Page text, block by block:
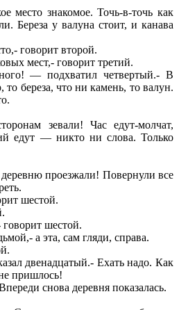
место знакомое. Точь-в-точь как
Береза у валуна стоит, и канава
говорит второй.
мест,- говорит третий.
— подхватил четвертый.- В
береза, что ни камень, то валун.
зевали! Час едут-молчат,
едут — никто ни слова. Только
проезжали! Повернули все
шестой.
шестой.
а эта, сам гляди, справа.
двенадцатый.- Ехать надо. Как
пришлось!
снова деревня показалась.